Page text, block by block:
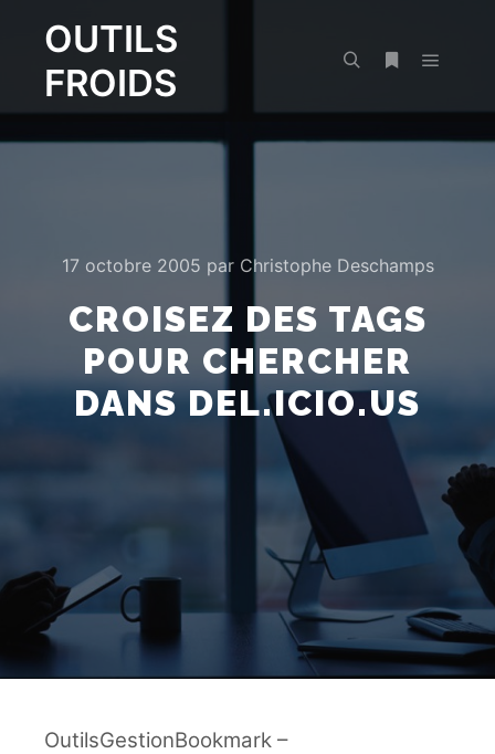
OUTILS
FROIDS
17 octobre 2005 par Christophe Deschamps
CROISEZ DES TAGS
POUR CHERCHER
DANS DEL.ICIO.US
OutilsGestionBookmark –